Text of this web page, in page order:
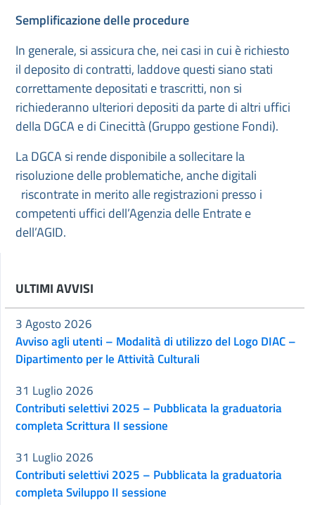
Semplificazione delle procedure
In generale, si assicura che, nei casi in cui è richiesto
il deposito di contratti, laddove questi siano stati
correttamente depositati e trascritti, non si
richiederanno ulteriori depositi da parte di altri uffici
della DGCA e di Cinecittà (Gruppo gestione Fondi).
La DGCA si rende disponibile a sollecitare la
risoluzione delle problematiche, anche digitali
riscontrate in merito alle registrazioni presso i
competenti uffici dell’Agenzia delle Entrate e
dell’AGID.
ULTIMI AVVISI
Avviso agli utenti – Modalità di utilizzo del Logo DIAC –
Dipartimento per le Attività Culturali
3 Agosto 2026
Contributi selettivi 2025 – Pubblicata la graduatoria
completa Scrittura II sessione
31 Luglio 2026
Contributi selettivi 2025 – Pubblicata la graduatoria
completa Sviluppo II sessione
31 Luglio 2026